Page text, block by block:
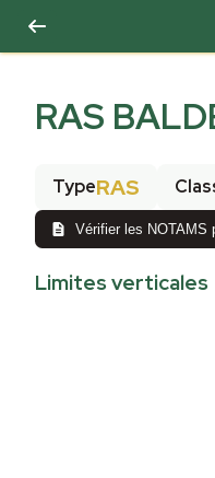
RAS
TypeRAS
Vérifier les NOTAMS
Limites verticales